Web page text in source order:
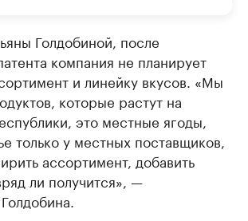
Голдобиной, после
компания не планирует
и линейку вкусов. «Мы
которые растут на
это местные ягоды,
только у местных поставщиков,
ассортимент, добавить
ли получится», —